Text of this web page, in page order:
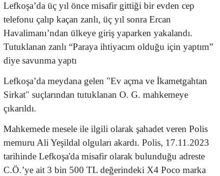
Lefkoşa’da üç yıl önce misafir gittiği bir evden cep
telefonu çalıp kaçan zanlı, üç yıl sonra Ercan
Havalimanı’ndan ülkeye giriş yaparken yakalandı.
Tutuklanan zanlı “Paraya ihtiyacım olduğu için yaptım”
diye savunma yaptı
Lefkoşa’da meydana gelen "Ev açma ve İkametgahtan
Sirkat" suçlarından tutuklanan O. G. mahkemeye
çıkarıldı.
Mahkemede mesele ile ilgili olarak şahadet veren Polis
memuru Ali Yeşildal olguları akardı. Polis, 17.11.2023
tarihinde Lefkoşa'da misafir olarak bulunduğu adreste
C.Ö.’ye ait 3 bin 500 TL değerindeki X4 Poco marka